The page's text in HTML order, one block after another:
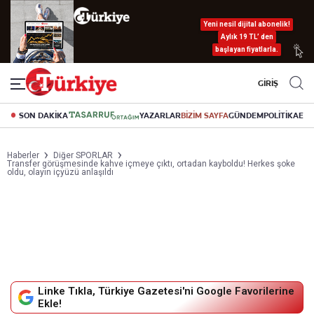
Yeni nesil dijital abonelik!
Aylık 19 TL’ den
başlayan fiyatlarla.
GİRİŞ
SON DAKİKA YAZARLARBİZİM SAYFAGÜNDEMPOLİTİKA
Haberler
Diğer SPORLAR
Transfer görüşmesinde kahve içmeye çıktı, ortadan kayboldu! Herkes şoke
oldu, olayın içyüzü anlaşıldı
Linke Tıkla, Türkiye Gazetesi'ni Google Favorilerine
Ekle!